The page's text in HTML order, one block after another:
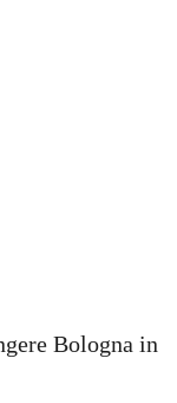
Bologna in